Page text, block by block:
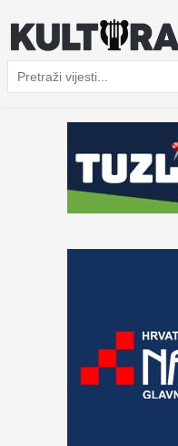
Pretraga